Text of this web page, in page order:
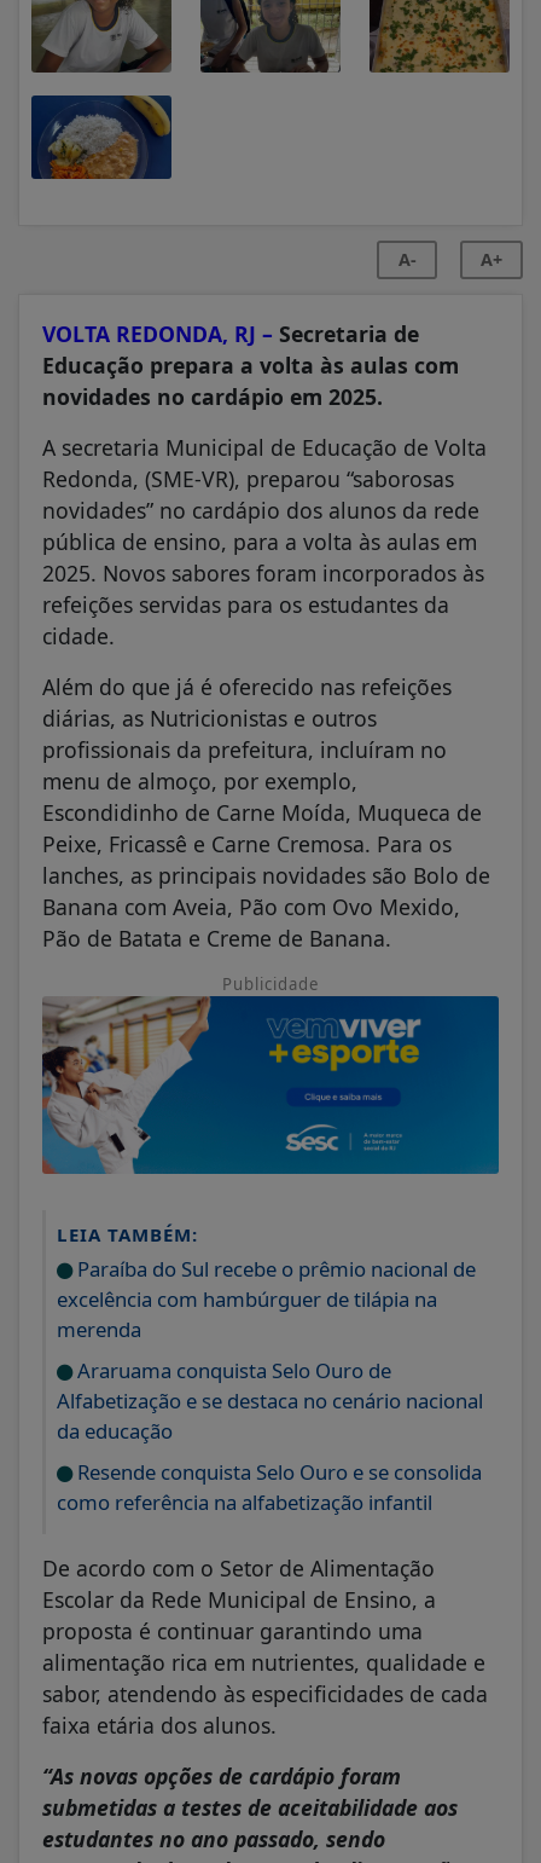
A- A+
VOLTA REDONDA, RJ – Secretaria de
Educação prepara a volta às aulas com
novidades no cardápio em 2025.
A secretaria Municipal de Educação de Volta
Redonda, (SME-VR), preparou “saborosas
novidades” no cardápio dos alunos da rede
pública de ensino, para a volta às aulas em
2025. Novos sabores foram incorporados às
refeições servidas para os estudantes da
cidade.
Além do que já é oferecido nas refeições
diárias, as Nutricionistas e outros
profissionais da prefeitura, incluíram no
menu de almoço, por exemplo,
Escondidinho de Carne Moída, Muqueca de
Peixe, Fricassê e Carne Cremosa. Para os
lanches, as principais novidades são Bolo de
Banana com Aveia, Pão com Ovo Mexido,
Pão de Batata e Creme de Banana.
Publicidade
LEIA TAMBÉM:
Paraíba do Sul recebe o prêmio nacional de
excelência com hambúrguer de tilápia na
merenda
Araruama conquista Selo Ouro de
Alfabetização e se destaca no cenário nacional
da educação
Resende conquista Selo Ouro e se consolida
como referência na alfabetização infantil
De acordo com o Setor de Alimentação
Escolar da Rede Municipal de Ensino, a
proposta é continuar garantindo uma
alimentação rica em nutrientes, qualidade e
sabor, atendendo às especificidades de cada
faixa etária dos alunos.
“As novas opções de cardápio foram
submetidas a testes de aceitabilidade aos
estudantes no ano passado, sendo